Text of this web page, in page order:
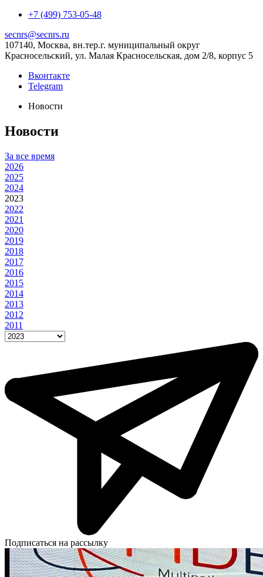
+7 (499) 753-05-48
secnrs@secnrs.ru
107140, Москва, вн.тер.г. муниципальный округ
Красносельский, ул. Малая Красносельская, дом 2/8, корпус 5
Вконтакте
Telegram
Новости
Новости
За все время
2026
2025
2024
2023
2022
2021
2020
2019
2018
2017
2016
2015
2014
2013
2012
2011
Подписаться на рассылку